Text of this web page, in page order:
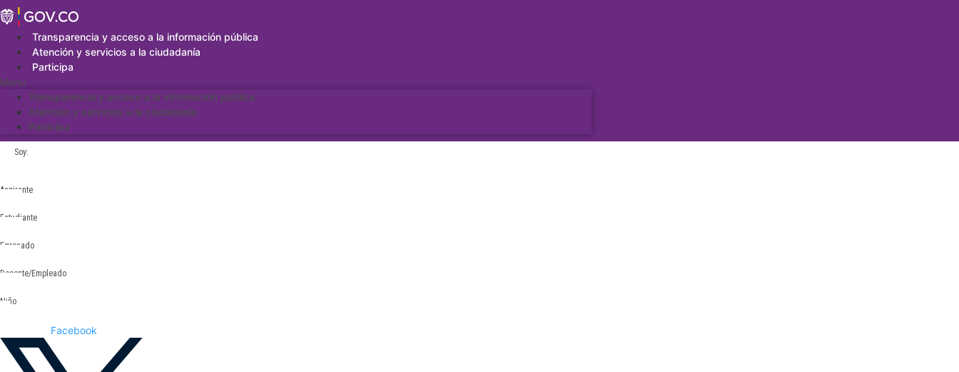
Saltar
al
contenidoTransparencia y acceso a la información pública
Atención y servicios a la ciudadanía
Participa
Menu
Transparencia y acceso a la información pública
Atención y servicios a la ciudadanía
Participa
Soy:
Aspirante
Estudiante
Egresado
Docente/Empleado
Niño
Facebook